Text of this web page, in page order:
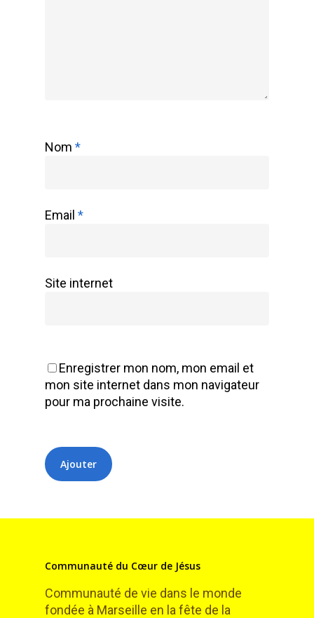
Nom *
Email *
Site internet
Enregistrer mon nom, mon email et
mon site internet dans mon navigateur
pour ma prochaine visite.
Communauté du Cœur de Jésus
Communauté de vie dans le monde
fondée à Marseille en la fête de la